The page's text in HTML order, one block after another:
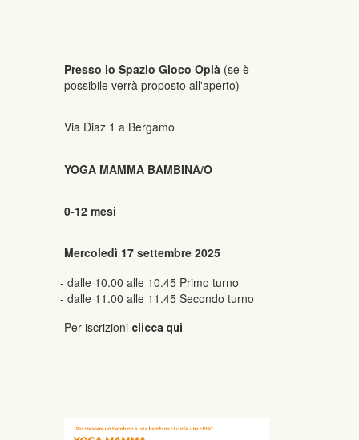
Presso lo Spazio Gioco Oplà(se è
possibile verrà proposto all'aperto)
Via Diaz 1 a Bergamo
YOGA MAMMA BAMBINA/O
0-12 mesi
Mercoledì 17 settembre 2025
- dalle 10.00 alle 10.45 Primo turno
- dalle 11.00 alle 11.45 Secondo turno
Per iscrizioni clicca qui